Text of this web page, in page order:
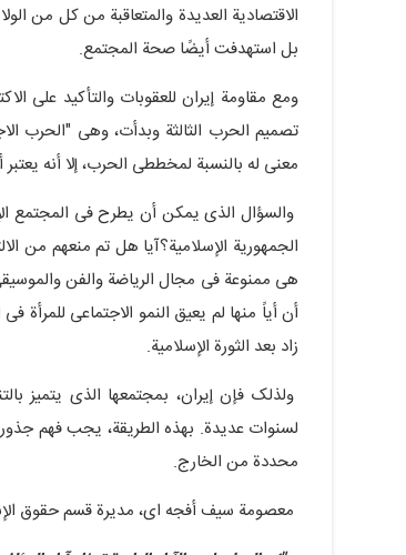
الاقتصادیة العدیدة والمتعاقبة من کل من
بل استهدفت أیضًا صحة المجتمع.
ومع مقاومة إیران للعقوبات والتأکید على
تصمیم الحرب الثالثة وبدأت، وهی "الحرب
معنى له بالنسبة لمخططی الحرب، إلا أنه
والسؤال الذی یمکن أن یطرح فی المجتمع
الجمهوریة الإسلامیة؟آیا هل تم منعهم
هی ممنوعة فی مجال الریاضة والفن
أن أیاً منها لم یعیق النمو الاجتماعی
زاد بعد الثورة الإسلامیة.
ولذلک فإن إیران، بمجتمعها الذی یتمیز
لسنوات عدیدة. بهذه الطریقة، یجب فهم جذور
محددة من الخارج.
معصومة سیف أفجه ای، مدیرة قسم حقوق